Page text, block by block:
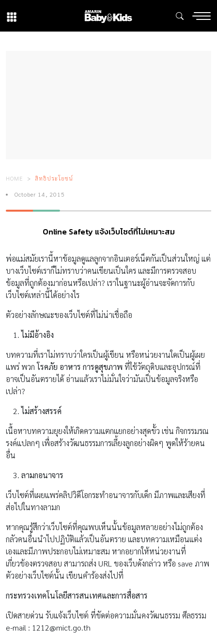
HOME สิทธิประโยชน์
October 14, 2015
Online Safety แจ้งเว็บไซต์ที่ไม่เหมาะสม
พ่อแม่สมัยเรานี้หาข้อมูลดูแลลูกจากอินเตอร์เน็ตกันเป็นส่วนใหญ่ แต่
บางเว็บไซต์เราก็ไม่ทราบว่าคนเขียนเป็นใคร และมีการตรวจสอบ
ข้อมูลที่ถูกต้องมาก่อนหรือเปล่า? เราในฐานะผู้อ่านจะจัดการกับ
เว็บไซต์เหล่านี้ได้อย่างไร
ตัวอย่างลักษณะของเว็บไซต์ที่ไม่น่าเชื่อถือ
ไม่มีอ้างอิง
บทความที่เราไม่ทราบว่าใครเป็นผู้เขียน หรือหน่วยงานใดเป็นผู้เผย
แพร่ พวกโรคภัย อาหาร การดูสุขภาพ ที่ใช้วัตถุดิบและอุปกรณ์ที่
อาจเป็นอันตรายได้ อ่านแล้วเราไม่มั่นใจว่ามันเป็นข้อมูลจริงหรือ
เปล่า?
ไม่สร้างสรรค์
เนื้อหาบทความยุยงให้เกิดความแตกแยกอย่างสุดขั้ว เช่น กิจกรรมรณ
รงค์แปลกๆ เพื่อสร้างวัฒนธรรมการเลี้ยงลูกอย่างผิดๆ พูดให้ร้ายคน
อื่น
ลามกอนาจาร
เว็บไซต์ที่เผยแพร่คลิปวิดีโอกระทำอนาจารกับเด็ก มีภาพและเสียงที่
ส่อไปในทางลามก
หากคุณรู้สึกว่าเว็บไซต์ที่คุณพบเห็นนั้นข้อมูลหลายอย่างไม่ถูกต้อง
กลัวคนอื่นนำไปปฏิบัติแล้วเป็นอันตราย และบทความเหมือนแต่ง
เองและมีภาพประกอบไม่เหมาะสม หากอยากให้หน่วยงานที่
เกี่ยวข้องตรวจสอบ สามารถส่ง URL ของเว็บดังกล่าว หรือ save ภาพ
ตัวอย่างเว็บไซต์นั้น เขียนคำร้องส่งไปที่
กระทรวงเทคโนโลยีสารสนเทศและการสื่อสาร
เปิดสายด่วน รับแจ้งเว็บไซต์ ที่ขัดต่อความมั่นคงวัฒนธรรม ศีลธรรม
e-mail : 1212@mict.go.th